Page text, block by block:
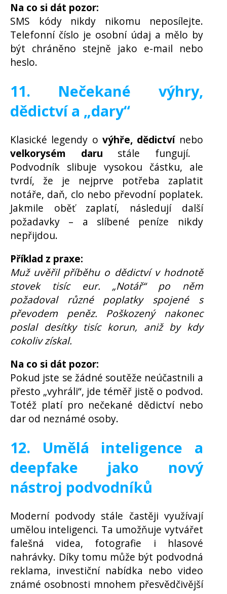
Na co si dát pozor:
SMS kódy nikdy nikomu neposílejte.
Telefonní číslo je osobní údaj a mělo by
být chráněno stejně jako e-mail nebo
heslo.
11. Nečekané výhry,
dědictví a „dary“
Klasické legendy ovýhře, dědictví nebo
velkorysém daru stále fungují.
Podvodník slibuje vysokou částku, ale
tvrdí, že je nejprve potřeba zaplatit
notáře, daň, clo nebo převodní poplatek.
Jakmile oběť zaplatí, následují další
požadavky – a slíbené peníze nikdy
nepřijdou.
Příklad z praxe:
Muž uvěřil příběhu o dědictví v hodnotě
stovek tisíc eur. „Notář“ po něm
požadoval různé poplatky spojené s
převodem peněz. Poškozený nakonec
poslal desítky tisíc korun, aniž by kdy
cokoliv získal.
Na co si dát pozor:
Pokud jste se žádné soutěže neúčastnili a
přesto „vyhráli“, jde téměř jistě o podvod.
Totéž platí pro nečekané dědictví nebo
dar od neznámé osoby.
12. Umělá inteligence a
deepfake jako nový
nástroj podvodníků
Moderní podvody stále častěji využívají
umělou inteligenci. Ta umožňuje vytvářet
falešná videa, fotografie i hlasové
nahrávky. Díky tomu může být podvodná
reklama, investiční nabídka nebo video
známé osobnosti mnohem přesvědčivější